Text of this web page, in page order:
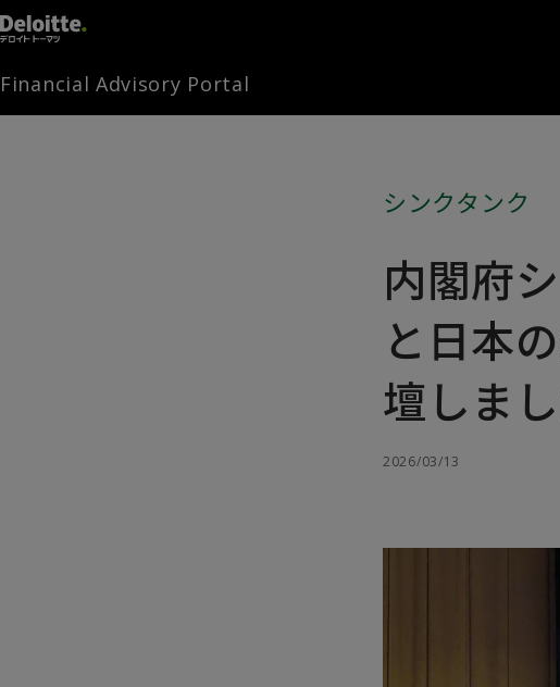
Financial Advisory Portal
シンクタンク
内閣府
と日本
壇しま
2026/03/13